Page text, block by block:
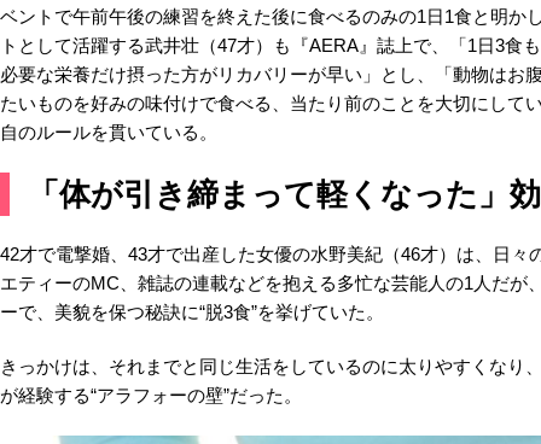
ベントで午前午後の練習を終えた後に食べるのみの1日1食と明か
トとして活躍する武井壮（47才）も『AERA』誌上で、「1日3食
必要な栄養だけ摂った方がリカバリーが早い」とし、「動物はお
たいものを好みの味付けで食べる、当たり前のことを大切にして
自のルールを貫いている。
「体が引き締まって軽くなった」
42才で電撃婚、43才で出産した女優の水野美紀（46才）は、日々
エティーのMC、雑誌の連載などを抱える多忙な芸能人の1人だが
ーで、美貌を保つ秘訣に“脱3食”を挙げていた。
きっかけは、それまでと同じ生活をしているのに太りやすくなり
が経験する“アラフォーの壁”だった。